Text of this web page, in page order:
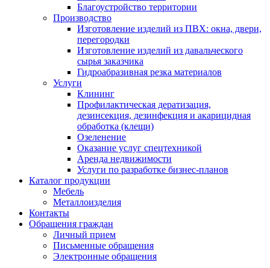
Благоустройство территории
Производство
Изготовление изделий из ПВХ: окна, двери,
перегородки
Изготовление изделий из давальческого
сырья заказчика
Гидроабразивная резка материалов
Услуги
Клининг
Профилактическая дератизация,
дезинсекция, дезинфекция и акарицидная
обработка (клещи)
Озеленение
Оказание услуг спецтехникой
Аренда недвижимости
Услуги по разработке бизнес-планов
Каталог продукции
Мебель
Металлоизделия
Контакты
Обращения граждан
Личный прием
Письменные обращения
Электронные обращения